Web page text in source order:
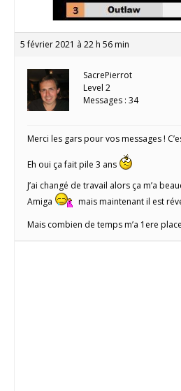
5 février 2021 à 22 h 56 min
SacrePierrot
Level 2
Messages : 34
Merci les gars pour vos messages !
Eh oui ça fait pile 3 ans
J’ai changé de travail alors ça m’a
Amiga
mais maintenant il est
Mais combien de temps m’a 1ere